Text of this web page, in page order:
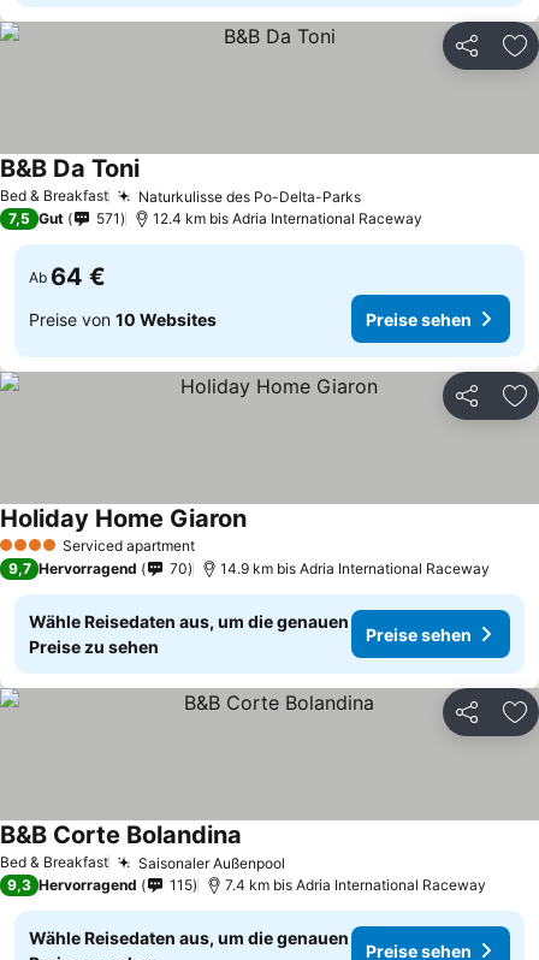
Teilen
Bed & Breakfast Naturkulisse des Po-Delta-ParksPreise sehen
B&B Da ToniPreise sehen
7,5 Gut 571 12.4 km bis Adria International Raceway
Ab 64 €
Preise von 10 Websites Preise sehen
Teilen
4 Sterne Serviced apartment
Holiday Home GiaronPreise sehen
9,7 Hervorragend 70 14.9 km bis Adria International Raceway
Wähle Reisedaten aus, um die genauen
Preise zu sehen
Preise sehen
Teilen
Bed & Breakfast Saisonaler Außenpool
B&B Corte Bolandina
9,3 Hervorragend 115 7.4 km bis Adria International Raceway
Wähle Reisedaten aus, um die genauen
Preise sehen